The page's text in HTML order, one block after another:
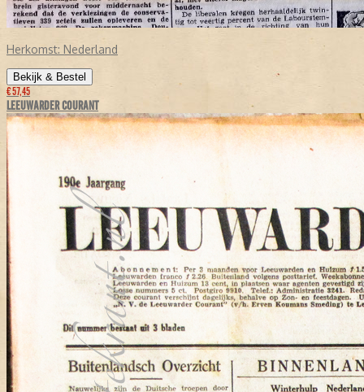
Herkomst: Nederland
Bekijk & Bestel
€ 57,45
LEEUWARDER COURANT